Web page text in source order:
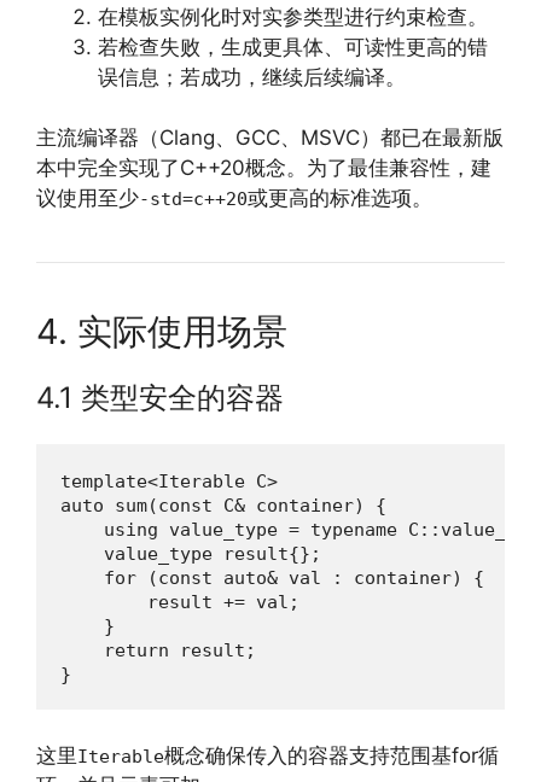
在模板实例化时对实参类型进行约束检查。
若检查失败，生成更具体、可读性更高的错
误信息；若成功，继续后续编译。
主流编译器（Clang、GCC、MSVC）都已在最新版
本中完全实现了C++20概念。为了最佳兼容性，建
议使用至少-std=c++20或更高的标准选项。
4. 实际使用场景
4.1 类型安全的容器
template<Iterable C>
auto sum(const C& container) {
using value_type = typename
    value_type result{};
    for (const auto& val : container) {
        result += val;
    }
    return result;
}
这里Iterable概念确保传入的容器支持范围基for循